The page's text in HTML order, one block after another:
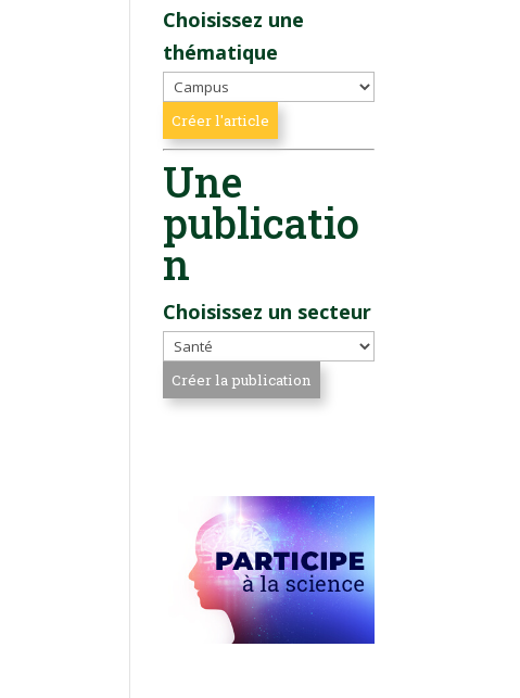
Choisissez une
thématique
Une
publicatio
n
Choisissez un secteur